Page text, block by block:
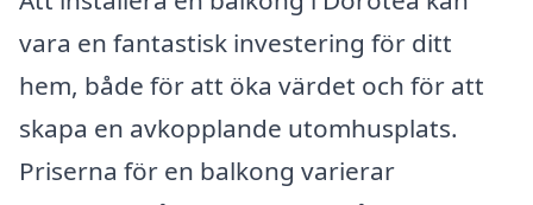
vara en fantastisk investering för ditt
hem, både för att öka värdet och för att
skapa en avkopplande utomhusplats.
Priserna för en balkong varierar